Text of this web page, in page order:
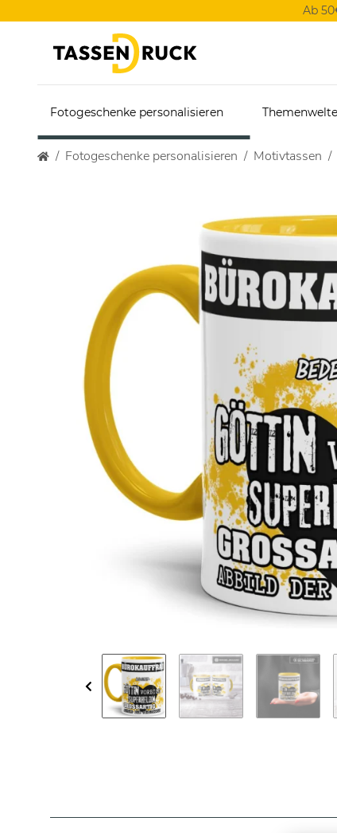
Ab
Fotogeschenke personalisieren
Fotogeschenke personalisieren Motivtassen